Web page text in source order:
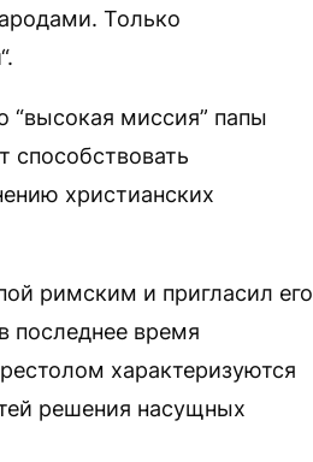
Только
“высокая миссия” папы
способствовать
христианских
римским и пригласил его
последнее время
характеризуются
решения насущных